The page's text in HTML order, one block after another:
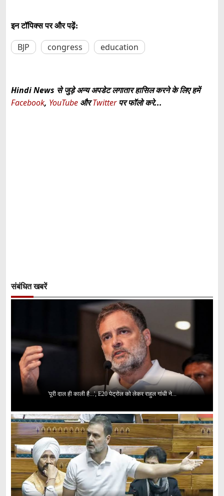
इन टॉपिक्स पर और पढ़ें:
BJP congress education
Hindi News से जुड़े अन्य अपडेट लगातार हासिल करने के लिए हमें
Facebook, YouTube औरTwitterपर फॉलो करे...
संबंधित खबरें
'पूरी दाल ही काली है...', E20 पेट्रोल को लेकर राहुल गांधी ने...